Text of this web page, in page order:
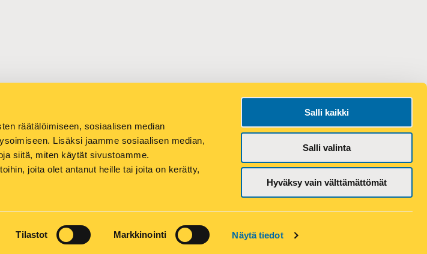
räätälöimiseen, sosiaalisen median
Lisäksi jaamme sosiaalisen median,
siitä, miten käytät sivustoamme.
joita olet antanut heille tai joita on kerätty,
Tilastot Markkinointi Näytä tiedot
Salli kaikki
Salli valinta
Hyväksy vain välttämättömät